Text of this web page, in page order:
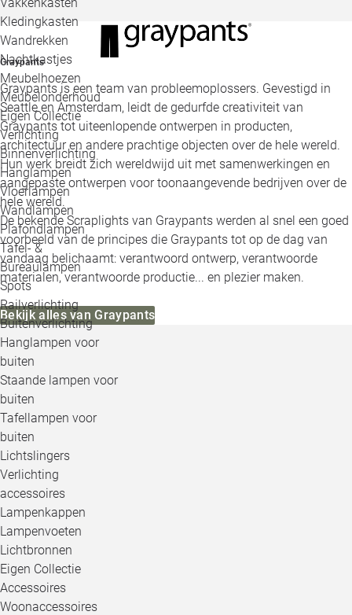
Kledingkasten
Wandrekken
Nachtkastjes
Meubelhoezen
Meubelonderhoud
Eigen Collectie
Verlichting
Binnenverlichting
Hanglampen
Vloerlampen
Wandlampen
Plafondlampen
Tafel- &
Bureaulampen
Spots
Railverlichting
Buitenverlichting
Hanglampen voor
buiten
Staande lampen voor
buiten
Tafellampen voor
buiten
Lichtslingers
Verlichting
accessoires
Lampenkappen
Lampenvoeten
Lichtbronnen
Eigen Collectie
Accessoires
Woonaccessoires
Graypants
Graypants is een team van probleemoplossers. Gevestigd in
Seattle en Amsterdam, leidt de gedurfde creativiteit van
Graypants tot uiteenlopende ontwerpen in producten,
architectuur en andere prachtige objecten over de hele wereld.
Hun werk breidt zich wereldwijd uit met samenwerkingen en
aangepaste ontwerpen voor toonaangevende bedrijven over de
hele wereld.
De bekende Scraplights van Graypants werden al snel een goed
voorbeeld van de principes die Graypants tot op de dag van
vandaag belichaamt: verantwoord ontwerp, verantwoorde
materialen, verantwoorde productie... en plezier maken.
Bekijk alles van Graypants